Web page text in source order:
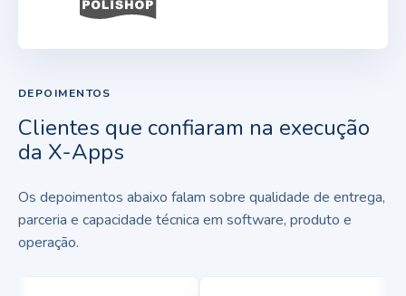
DEPOIMENTOS
Clientes que confiaram na execução
da X-Apps
Os depoimentos abaixo falam sobre qualidade de entrega,
parceria e capacidade técnica em software, produto e
operação.